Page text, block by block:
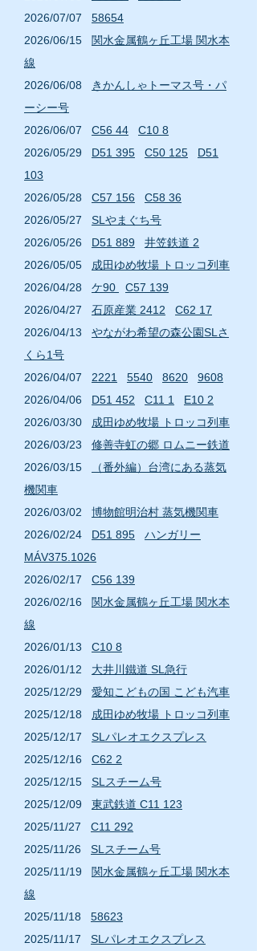
2026/07/07
58654
2026/06/15
関水金属鶴ヶ丘工場 関水本
線
2026/06/08
きかんしゃトーマス号・パ
ーシー号
2026/06/07 C56 44
C10 8
2026/05/29 D51 395 C50 125
D51
103
2026/05/28 C57 156
C58 36
2026/05/27
SLやまぐち号
2026/05/26 D51 889
井笠鉄道 2
2026/05/05
成田ゆめ牧場 トロッコ列車
2026/04/28 ケ90
C57 139
2026/04/27 石原産業 2412
C62 17
2026/04/13 やながわ希望の森公園SL さ
くら1号
2026/04/07 2221 5540 8620
9608
2026/04/06 D51 452 C11 1
E10 2
2026/03/30
成田ゆめ牧場 トロッコ列車
2026/03/23
修善寺虹の郷 ロムニー鉄道
2026/03/15
（番外編）台湾にある蒸気
機関車
2026/03/02
博物館明治村 蒸気機関車
2026/02/24 D51 895
ハンガリー
MÁV375.1026
2026/02/17
C56 139
2026/02/16
関水金属鶴ヶ丘工場 関水本
線
2026/01/13
C10 8
2026/01/12
大井川鐵道 SL急行
2025/12/29
愛知こどもの国 こども汽車
2025/12/18
成田ゆめ牧場 トロッコ列車
2025/12/17
SLパレオエクスプレス
2025/12/16
C62 2
2025/12/15
SLスチーム号
2025/12/09
東武鉄道 C11 123
2025/11/27
C11 292
2025/11/26
SLスチーム号
2025/11/19
関水金属鶴ヶ丘工場 関水本
線
2025/11/18
58623
2025/11/17
SLパレオエクスプレス